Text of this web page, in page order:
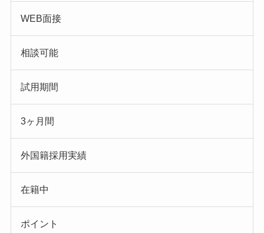
WEB面接
相談可能
試用期間
3ヶ月間
外国籍採用実績
在籍中
ポイント